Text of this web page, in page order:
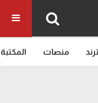
ترند منصات المكتبة